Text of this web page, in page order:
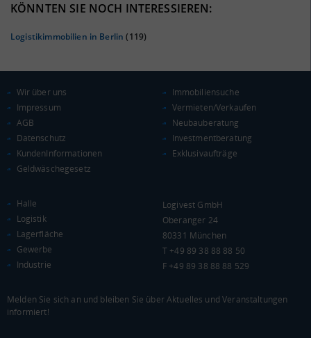
KAUFKRAFT
Euro pro Kopf
(Landkreis / Kreisfreie Stadt)
KAUFKRAFT - EURO PRO KOPF
Bundesland
KÖNNTEN SIE NOCH INTERESSIEREN:
Logistikimmobilien in Berlin (119)
Wir über uns
Impressum
AGB
Datenschutz
KundenInformationen
Geldwäschegesetz
Immobiliensuche
Vermieten/Verkaufen
Neubauberatung
Investmentberatung
Exklusivaufträge
Halle
Logistik
Lagerfläche
Gewerbe
Industrie
Logivest GmbH
Oberanger 24
80331 München
T +49 89 38 88 88 50
F +49 89 38 88 88 529
Melden Sie sich an und bleiben Sie über Aktuelles und Veranstaltungen
informiert!